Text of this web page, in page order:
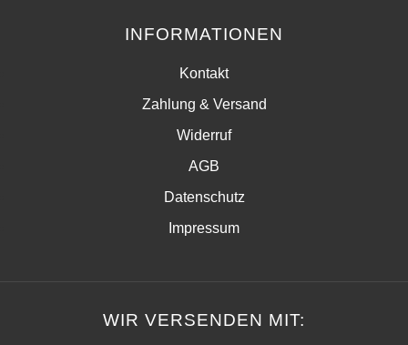
INFORMATIONEN
Kontakt
Zahlung & Versand
Widerruf
AGB
Datenschutz
Impressum
WIR VERSENDEN MIT: